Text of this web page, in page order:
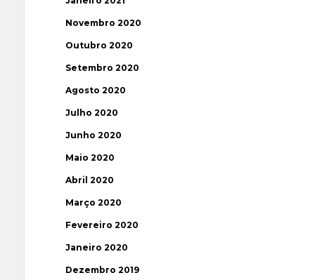
Novembro 2020
Outubro 2020
Setembro 2020
Agosto 2020
Julho 2020
Junho 2020
Maio 2020
Abril 2020
Março 2020
Fevereiro 2020
Janeiro 2020
Dezembro 2019